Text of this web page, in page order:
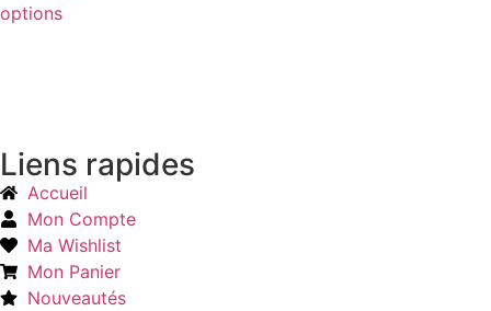
options
Liens rapides
Accueil
Mon Compte
Ma Wishlist
Mon Panier
Nouveautés